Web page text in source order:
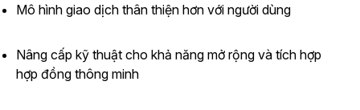
Mô hình giao dịch thân thiện hơn với người dùng
Nâng cấp kỹ thuật cho khả năng mở rộng và tích hợp
hợp đồng thông minh